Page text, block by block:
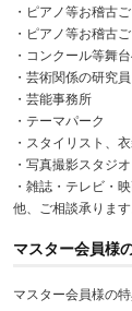
・ピアノ等お稽古
・ピアノ等お稽古
・コンクール等舞
・芸術関係の研究
・芸能事務所
・テーマパーク
・スタイリスト、
・写真撮影スタジオ
・雑誌・テレビ・
他、ご相談承ります
マスター会員様
マスター会員様の